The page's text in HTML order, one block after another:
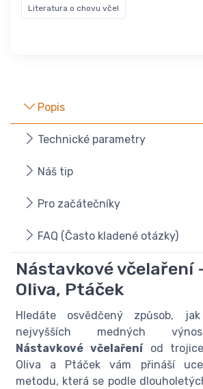
Literatura o chovu včel
Popis
Technické parametry
Náš tip
Pro začátečníky
FAQ (Často kladené otázky)
Nástavkové včelaření
Oliva, Ptáček
Hledáte osvědčený způsob,
nejvyšších medných
Nástavkové včelařeníod trojice
Oliva a Ptáček vám přináší
metodu, která se podle